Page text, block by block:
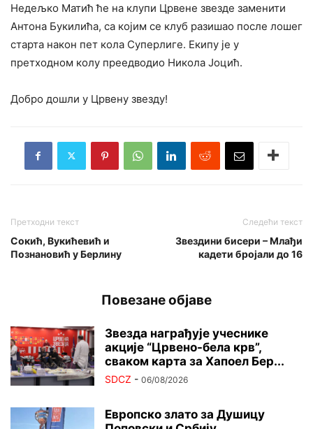
Недељко Матић ће на клупи Црвене звезде заменити
Антона Букилића, са којим се клуб разишао после лошег
старта након пет кола Суперлиге. Екипу је у
претходном колу преедводио Никола Јоцић.
Добро дошли у Црвену звезду!
Претходни текст
Сокић, Вукићевић и
Познановић у Берлину
Следећи текст
Звездини бисери – Млађи
кадети бројали до 16
Повезане објаве
Звезда награђује учеснике
акције “Црвено-бела крв”,
сваком карта за Хапоел Бер...
SDCZ - 06/08/2026
Европско злато за Душицу